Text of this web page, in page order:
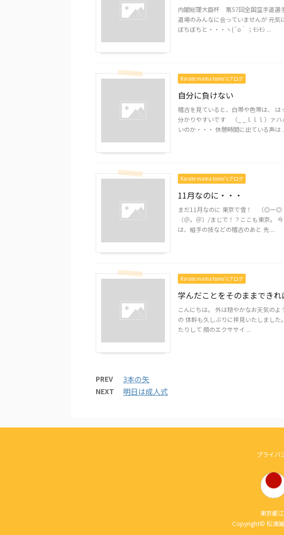
内閣総理大臣杯 第57回全国空手道選
道場のみんなに会っていませんが 元
ぼちぼちと・・・ヽ(´o｀；ﾓｼﾓｼ ...
Karate mama tomo’sブログ
自分に負けない
稽古を見ていると、白帯や色帯は、
分かりやすいです （_ _ｌｌｌ）ァハ
いのか・・・ 休憩時間に出ている声は
Karate mama tomo’sブログ
11月なのに・・・
まだ11月なのに 東京で雪！ （◎ー◎
（＠。＠）/まじで！？ここも東京。
は、組手の技などの稽古のあと 先 ...
Karate mama tomo’sブログ
学んだことをそのままできれ
こんにちは。 外は穏やかなお天気の
の 体幹も久しぶりに拝見いたしまし
たりして 顔のエクササイ ...
PREV 3本の矢
NEXT 明日は成人式
プライバ
東京都
Copyright© 松濤